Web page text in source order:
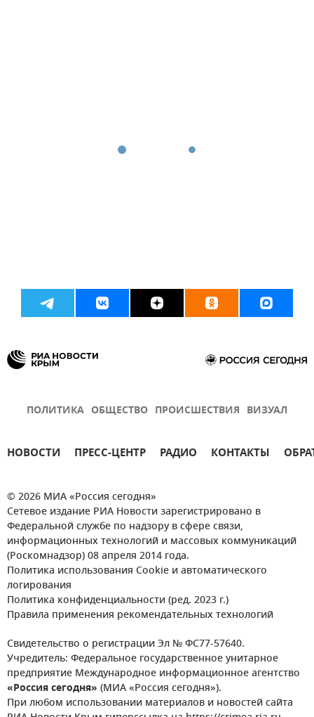
ПОЛИТИКА ОБЩЕСТВО ПРОИСШЕСТВИЯ ВИЗУАЛ
НОВОСТИ ПРЕСС-ЦЕНТР РАДИО КОНТАКТЫ
© 2026 МИА «Россия сегодня»
Сетевое издание РИА Новости зарегистрировано в
Федеральной службе по надзору в сфере связи,
информационных технологий и массовых коммуникаций
(Роскомнадзор) 08 апреля 2014 года.
Политика использования Cookie и автоматического
логирования
Политика конфиденциальности (ред. 2023 г.)
Правила применения рекомендательных технологий
Свидетельство о регистрации Эл № ФС77-57640.
Учредитель: Федеральное государственное унитарное
предприятие Международное информационное агентство
«Россия сегодня» (МИА «Россия сегодня»).
При любом использовании материалов и новостей сайта